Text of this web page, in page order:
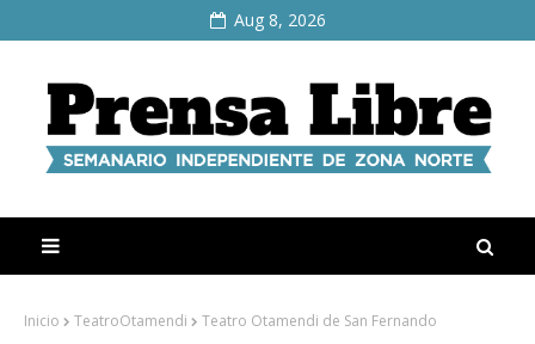
Aug 8, 2026
Inicio TeatroOtamendi Teatro Otamendi de San Fernando